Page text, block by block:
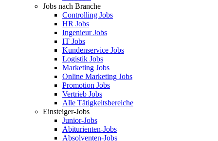
Jobs nach Branche
Controlling Jobs
HR Jobs
Ingenieur Jobs
IT Jobs
Kundenservice Jobs
Logistik Jobs
Marketing Jobs
Online Marketing Jobs
Promotion Jobs
Vertrieb Jobs
Alle Tätigkeitsbereiche
Einsteiger-Jobs
Junior-Jobs
Abiturienten-Jobs
Absolventen-Jobs